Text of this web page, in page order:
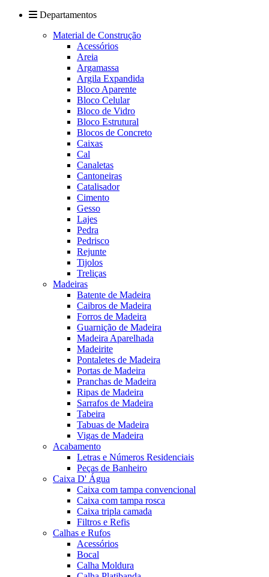
Departamentos
Material de Construção
Acessórios
Areia
Argamassa
Argila Expandida
Bloco Aparente
Bloco Celular
Bloco de Vidro
Bloco Estrutural
Blocos de Concreto
Caixas
Cal
Canaletas
Cantoneiras
Catalisador
Cimento
Gesso
Lajes
Pedra
Pedrisco
Rejunte
Tijolos
Treliças
Madeiras
Batente de Madeira
Caibros de Madeira
Forros de Madeira
Guarnição de Madeira
Madeira Aparelhada
Madeirite
Pontaletes de Madeira
Portas de Madeira
Pranchas de Madeira
Ripas de Madeira
Sarrafos de Madeira
Tabeira
Tabuas de Madeira
Vigas de Madeira
Acabamento
Letras e Números Residenciais
Peças de Banheiro
Caixa D' Água
Caixa com tampa convencional
Caixa com tampa rosca
Caixa tripla camada
Filtros e Refis
Calhas e Rufos
Acessórios
Bocal
Calha Moldura